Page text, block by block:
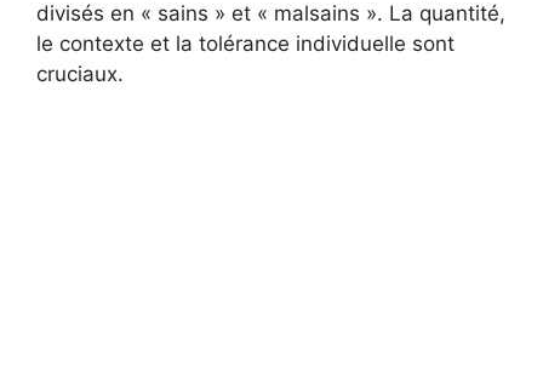
divisés en « sains » et « malsains ». La quantité,
le contexte et la tolérance individuelle sont
cruciaux.